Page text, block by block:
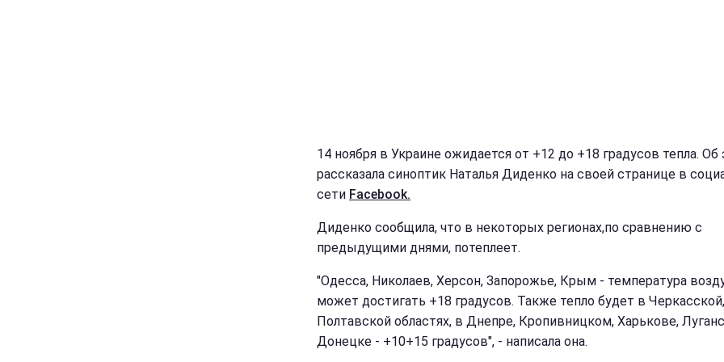
14 ноября в Украине ожидается от +12 до +18 градусов тепла. Об
рассказала синоптик Наталья Диденко на своей странице в
сети Facebook.
Диденко сообщила, что в некоторых регионах,по сравнению с
предыдущими днями, потеплеет.
"Одесса, Николаев, Херсон, Запорожье, Крым - температура
может достигать +18 градусов. Также тепло будет в Черкасской,
Полтавской областях, в Днепре, Кропивницком, Харькове,
Донецке - +10+15 градусов", - написала она.